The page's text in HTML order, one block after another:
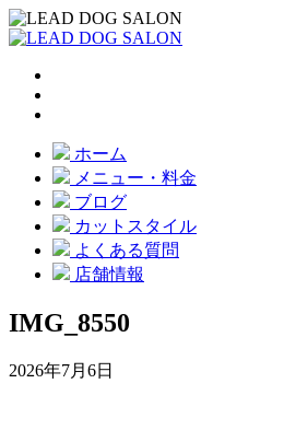
ホーム
メニュー・料金
ブログ
カットスタイル
よくある質問
店舗情報
IMG_8550
2026年7月6日